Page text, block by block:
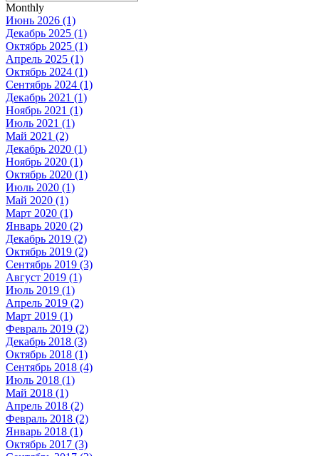
Monthly
Июнь 2026 (1)
Декабрь 2025 (1)
Октябрь 2025 (1)
Апрель 2025 (1)
Октябрь 2024 (1)
Сентябрь 2024 (1)
Декабрь 2021 (1)
Ноябрь 2021 (1)
Июль 2021 (1)
Май 2021 (2)
Декабрь 2020 (1)
Ноябрь 2020 (1)
Октябрь 2020 (1)
Июль 2020 (1)
Май 2020 (1)
Март 2020 (1)
Январь 2020 (2)
Декабрь 2019 (2)
Октябрь 2019 (2)
Сентябрь 2019 (3)
Август 2019 (1)
Июль 2019 (1)
Апрель 2019 (2)
Март 2019 (1)
Февраль 2019 (2)
Декабрь 2018 (3)
Октябрь 2018 (1)
Сентябрь 2018 (4)
Июль 2018 (1)
Май 2018 (1)
Апрель 2018 (2)
Февраль 2018 (2)
Январь 2018 (1)
Октябрь 2017 (3)